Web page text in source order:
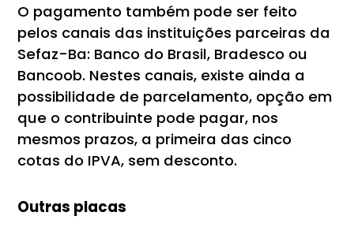
O pagamento também pode ser feito
pelos canais das instituições parceiras da
Sefaz-Ba: Banco do Brasil, Bradesco ou
Bancoob. Nestes canais, existe ainda a
possibilidade de parcelamento, opção em
que o contribuinte pode pagar, nos
mesmos prazos, a primeira das cinco
cotas do IPVA, sem desconto.
Outras placas